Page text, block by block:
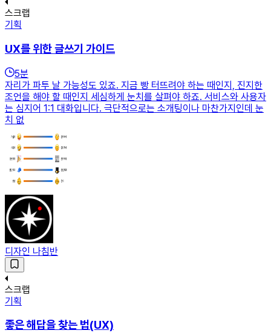
스크랩
기획
UX를 위한 글쓰기 가이드
5분
자리가 파투 날 가능성도 있죠. 지금 빵 터뜨려야 하는 때인지, 진지한
조언을 해야 할 때인지 세심하게 눈치를 살펴야 하죠. 서비스와 사용자
는 심지어 1:1 대화입니다. 극단적으로는 소개팅이나 마찬가지인데 눈
치 없
디자인 나침반
스크랩
기획
좋은 해답을 찾는 법(UX)